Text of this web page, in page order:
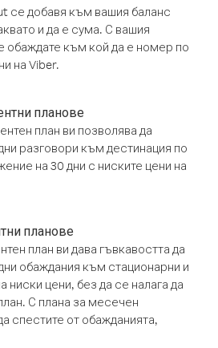
се добавя към вашия баланс
и да е сума. С вашия
обаждате към кой да е номер по
на Viber.
планове
план ви позволява да
разговори към дестинация по
на 30 дни с ниските цени на
планове
план ви дава гъвкавостта да
обаждания към стационарни и
ниски цени, без да се налага да
С плана за месечен
спестите от обажданията,